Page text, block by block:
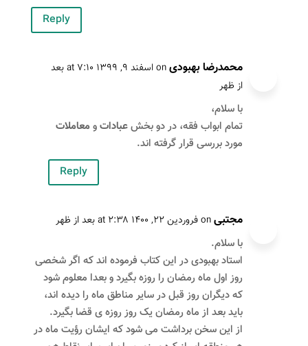
Reply
محمدرضا بهبودی
on اسفند ۹, ۱۳۹۹ at ۷:۱۰ بعد
از ظهر
با سلام،
تمام ابواب فقه، در دو بخشعباداتومعاملات
مورد بررسی قرار گرفته اند.
Reply
مجتبیon فروردین ۲۲, ۱۴۰۰ at ۲:۳۸ بعد از ظهر
با سلام.
استاد بهبودی در این کتاب فرموده اند که اگر شخصی
روز اول ماه رمضان را روزه بگیرد و بعدا معلوم شود
که دیگران روز قبل در سایر مناطق ماه را دیده اند،
باید بعد از ماه رمضان یک روز روزه ی قضا بگیرد.
از این سخن برداشت می شود که ایشان رؤیت ماه در